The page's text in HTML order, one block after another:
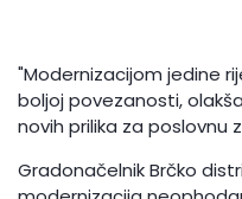
"Modernizacijom jedine
boljoj povezanosti,
novih prilika za poslovnu
Gradonačelnik Brčko